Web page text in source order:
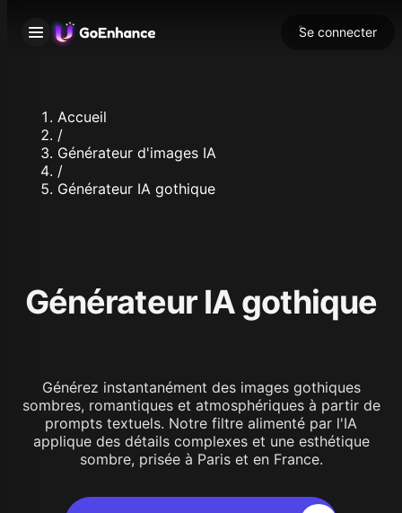
Se connecter
Accueil
/
Générateur d'images IA
/
Générateur IA gothique
Générateur IA gothique
Générez instantanément des images gothiques
sombres, romantiques et atmosphériques à partir de
prompts textuels. Notre filtre alimenté par l'IA
applique des détails complexes et une esthétique
sombre, prisée à Paris et en France.